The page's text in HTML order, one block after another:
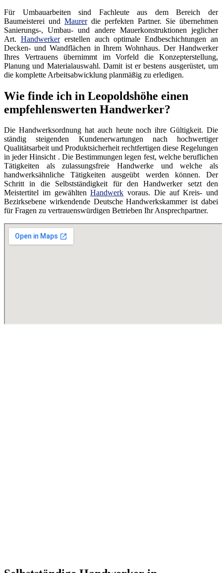
Für Umbauarbeiten sind Fachleute aus dem Bereich der
Baumeisterei und Maurerdie perfekten Partner. Sie übernehmen
Sanierungs-, Umbau- und andere Mauerkonstruktionen jeglicher
Art. Handwerkererstellen auch optimale Endbeschichtungen an
Decken- und Wandflächen in Ihrem Wohnhaus. Der Handwerker
Ihres Vertrauens übernimmt im Vorfeld die Konzepterstellung,
Planung und Materialauswahl. Damit ist er bestens ausgerüstet, um
die komplette Arbeitsabwicklung planmäßig zu erledigen.
Wie finde ich in Leopoldshöhe einen
empfehlenswerten Handwerker?
Die Handwerksordnung hat auch heute noch ihre Gültigkeit. Die
ständig steigenden Kundenerwartungen nach hochwertiger
Qualitätsarbeit und Produktsicherheit rechtfertigen diese Regelungen
in jeder Hinsicht . Die Bestimmungen legen fest, welche beruflichen
Tätigkeiten als zulassungsfreie Handwerke und welche als
handwerksähnliche Tätigkeiten ausgeübt werden können. Der
Schritt in die Selbstständigkeit für den Handwerker setzt den
Meistertitel im gewähltenHandwerk voraus. Die auf Kreis- und
Bezirksebene wirkendende Deutsche Handwerkskammer ist dabei
für Fragen zu vertrauenswürdigen Betrieben Ihr Ansprechpartner.